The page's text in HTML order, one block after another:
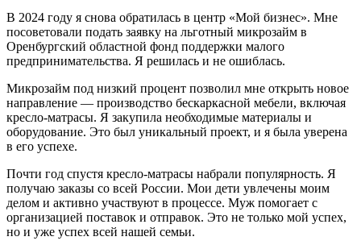
В 2024 году я снова обратилась в центр «Мой бизнес». Мне
посоветовали подать заявку на льготный микрозайм в
Оренбургский областной фонд поддержки малого
предпринимательства. Я решилась и не ошиблась.
Микрозайм под низкий процент позволил мне открыть новое
направление — производство бескаркасной мебели, включая
кресло-матрасы. Я закупила необходимые материалы и
оборудование. Это был уникальный проект, и я была уверена
в его успехе.
Почти год спустя кресло-матрасы набрали популярность. Я
получаю заказы со всей России. Мои дети увлечены моим
делом и активно участвуют в процессе. Муж помогает с
организацией поставок и отправок. Это не только мой успех,
но и уже успех всей нашей семьи.